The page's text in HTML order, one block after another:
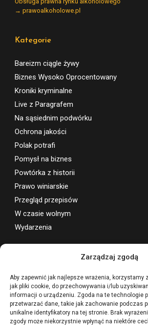
Zarządzaj zgodą
Aby zapewnić jak najlepsze wrażenia, korzystamy
jak pliki cookie, do przechowywania i/lub
informacji o urządzeniu. Zgoda na te technologie
przetwarzać dane, takie jak zachowanie podczas
unikalne identyfikatory na tej stronie. Brak
zgody może niekorzystnie wpłynąć na niektóre
Kategorie
Bareizm ciągle żywy
Biznes Wysoko Oprocentowany
Kroniki kryminalne
Live z Paragrafem
Na sąsiednim podwórku
Ochrona jakości
Polak potrafi
Pomysł na biznes
Powtórka z historii
Prawo winiarskie
Przegląd przepisów
W czasie wolnym
Wydarzenia
Wsparcie projektu